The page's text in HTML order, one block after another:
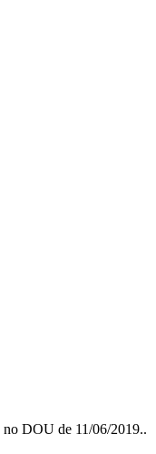
no DOU de 11/06/2019..